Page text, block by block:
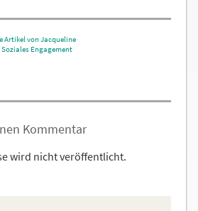
Artikel von Jacqueline
Soziales Engagement
Kommentar
wird nicht veröffentlicht.